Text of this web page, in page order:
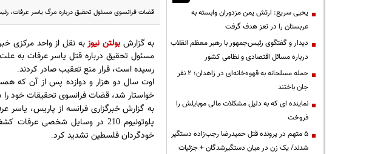
قضات فرانسوی مسئول تحقیق درباره مرگ یاسر عرفات،
به گزارشبولتن نیوزبه نقل از واحد مرکزی
مسئول تحقیق درباره قتل یاسر عرفات به
رسیده است، قرار منع تعقیب صادر کردند.
اوت سال دو هزار و دوازده پس از آن که
خواستار شد، قضات فرانسوی تحقیقات خود را
به گزارش خبرگزاری فرانسه از پاریس،
پلوتونیوم 210 در وسایل شخصی عرفات
خودگردان فلسطین تشدید کرد.
یحیی سریع: ارتش یمن مزدوران وابسته به
عربستان را در تعز هدف گرفت
دیدار و گفتگوی رئیس‌جمهور با رهبر معظم انقلاب
درباره مسائل اقتصادی و نظامی کشور
حمله مسلحانه به قهوه‌خانه‌ای در زاهدان؛ ۲ نفر
جان باختند
نماینده ای که به دلیل مشکلات مالی موبایلش را
فروخت
۵ متهم در پرونده قتل حمیدرضا رجب‌زاده دستگیر
شدند/ یک زن در میان دستگیرشدگان + جزئیات